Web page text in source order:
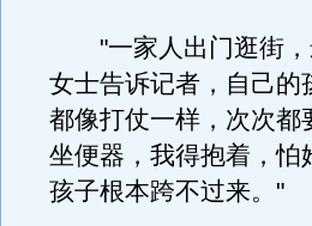
"一家人出门逛街，
女士告诉记者，自己
都像打仗一样，次次都
坐便器，我得抱着，
孩子根本跨不过来。"